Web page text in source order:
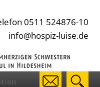
0511 524876-10
info@hospiz-luise.de